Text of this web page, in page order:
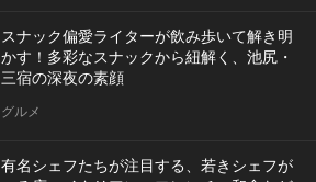
スナック偏愛ライターが飲み歩いて解き明
かす！多彩なスナックから紐解く、池尻・
三宿の深夜の素顔
グルメ
有名シェフたちが注目する、若きシェフが